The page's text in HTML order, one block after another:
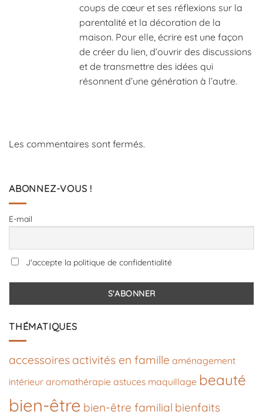
coups de cœur et ses réflexions sur la
parentalité et la décoration de la
maison. Pour elle, écrire est une façon
de créer du lien, d’ouvrir des discussions
et de transmettre des idées qui
résonnent d’une génération à l’autre.
Les commentaires sont fermés.
ABONNEZ-VOUS !
E-mail
J'accepte la politique de confidentialité
THÉMATIQUES
accessoires activités en famille aménagement
intérieur aromathérapie astuces maquillage beauté
bien-être bien-être familial bienfaits